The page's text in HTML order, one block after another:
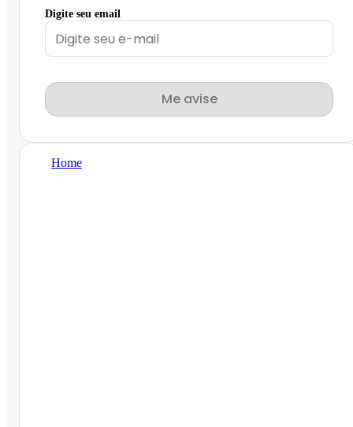
Digite seu email
Me avise
Home